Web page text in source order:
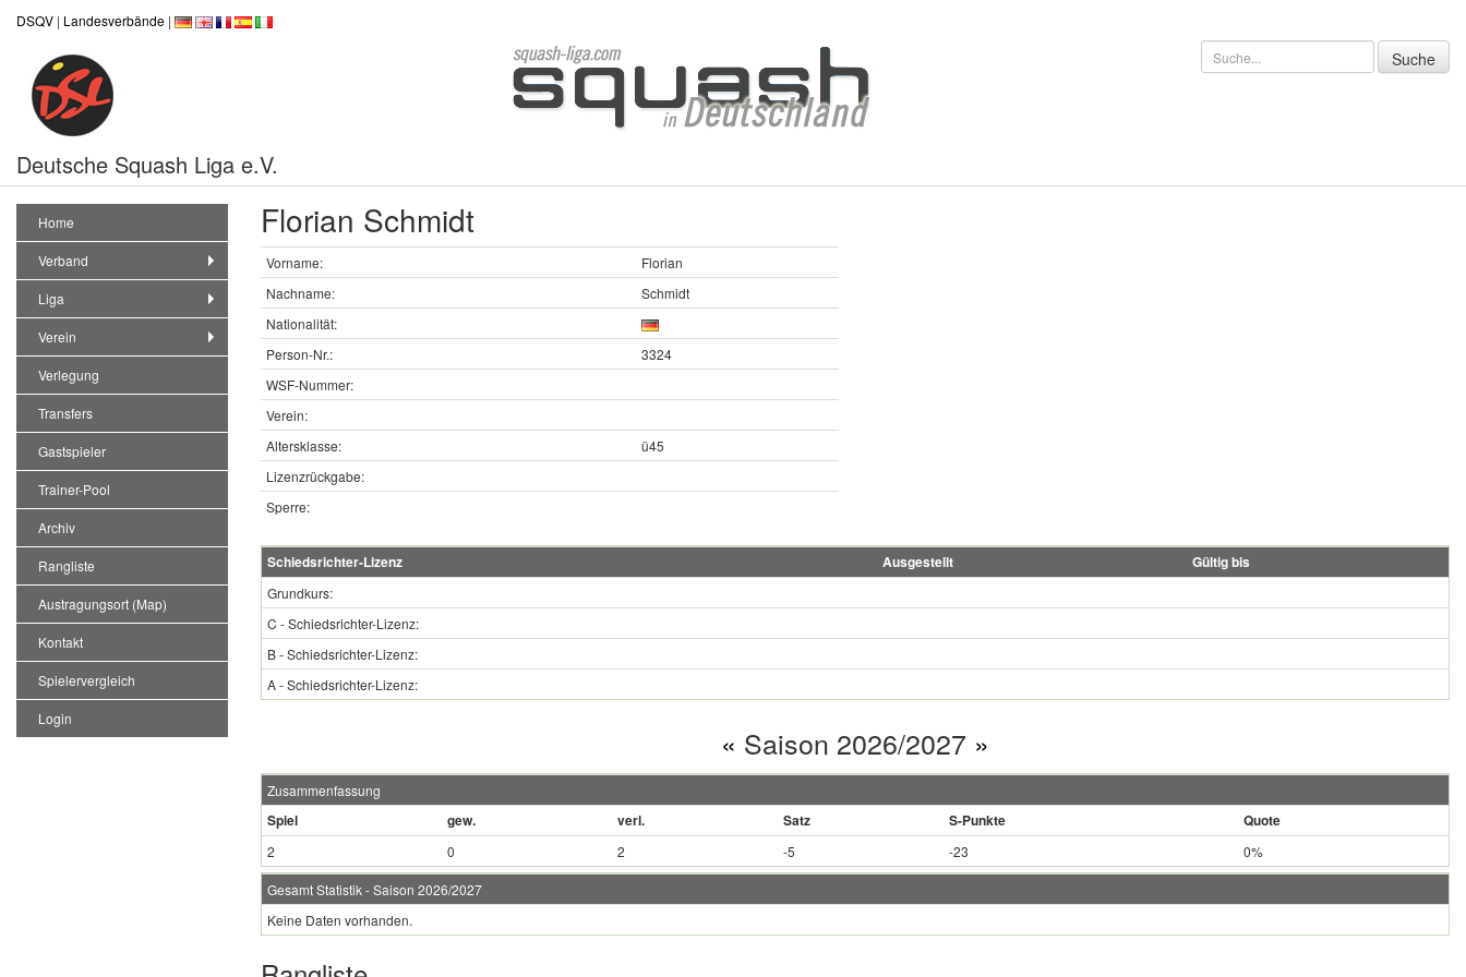
DSQV | Landesverbände |
Deutsche Squash Liga e.V.
Home
Verband
Liga
Verein
Verlegung
Transfers
Gastspieler
Trainer-Pool
Archiv
Rangliste
Austragungsort (Map)
Kontakt
Spielervergleich
Login
Florian Schmidt
Vorname:
Florian
Nachname:
Schmidt
Nationalität:
Person-Nr.:
3324
WSF-Nummer:
Verein:
Altersklasse:
ü45
Lizenzrückgabe:
Sperre:
Schiedsrichter-Lizenz Ausgestellt Gültig bis
Grundkurs:
C - Schiedsrichter-Lizenz:
B - Schiedsrichter-Lizenz:
A - Schiedsrichter-Lizenz:
« Saison 2026/2027 »
Zusammenfassung
Spiel gew. verl. Satz S-Punkte Quote
2 0 2 -5 -23 0%
Gesamt Statistik - Saison 2026/2027
Keine Daten vorhanden.